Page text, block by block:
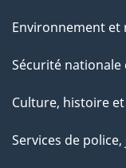
Environnement et
Sécurité nationale
Culture, histoire
Services de